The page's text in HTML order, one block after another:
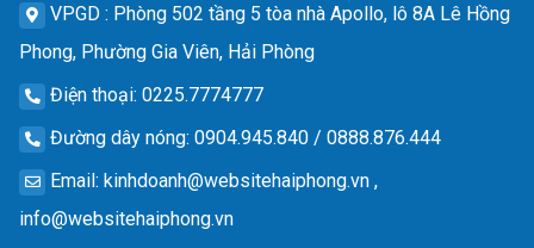
VPGD : Phòng 502 tầng 5 tòa nhà Apollo, lô 8A Lê Hồng
Phong, Phường Gia Viên, Hải Phòng
Điện thoại: 0225.7774777
Đường dây nóng: 0904.945.840 / 0888.876.444
Email: kinhdoanh@websitehaiphong.vn ,
info@websitehaiphong.vn